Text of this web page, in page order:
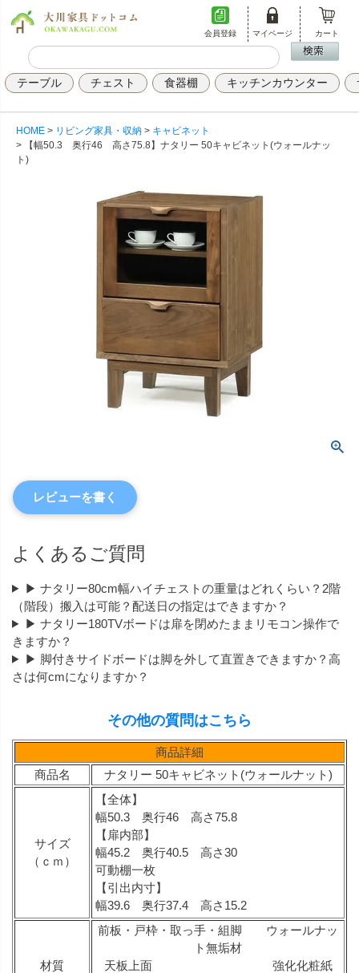
会員登録 マイページ カート
テーブル チェスト 食器棚 キッチンカウンター
HOME リビング家具・収納
キャビネット
【幅50.3 奥行46 高さ75.8】ナタリー 50キャビネット(ウォールナッ
ト)
レビューを書く
よくあるご質問
▶ ナタリー80cm幅ハイチェストの重量はどれくらい？2階
（階段）搬入は可能？配送日の指定はできますか？
▶ ナタリー180TVボードは扉を閉めたままリモコン操作で
きますか？
▶ 脚付きサイドボードは脚を外して直置きできますか？高
さは何cmになりますか？
その他の質問はこちら
商品詳細
商品名
ナタリー 50キャビネット(ウォールナット)
サイズ
（ｃｍ）
【全体】
幅50.3 奥行46 高さ75.8
【扉内部】
幅45.2 奥行40.5 高さ30
可動棚一枚
【引出内寸】
幅39.6 奥行37.4 高さ15.2
材質
前板・戸枠・取っ手・組脚 ウォールナッ
ト無垢材
天板上面 強化化粧紙